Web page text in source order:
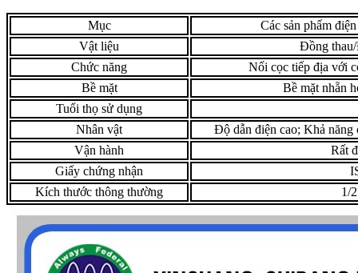
Mục
Các sản phẩm
Vật liệu
Đồng
Chức năng
Nối cọc tiếp địa với
Bề mặt
Bề mặt nhẵn
Tuổi thọ sử dụng
Nhân vật
Độ dẫn điện cao; Khả năng
Vận hành
Rất
Giấy chứng nhận
Kích thước thông thường
1/